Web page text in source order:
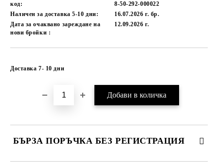
код:
8-50-292-000022
Наличен за доставка 5-10 дни:
16.07.2026 г. бр.
Дата за очаквано зареждане на
нови бройки :
12.09.2026 г.
Доставка 7- 10 дни
БЪРЗА ПОРЪЧКА БЕЗ РЕГИСТРАЦИЯ